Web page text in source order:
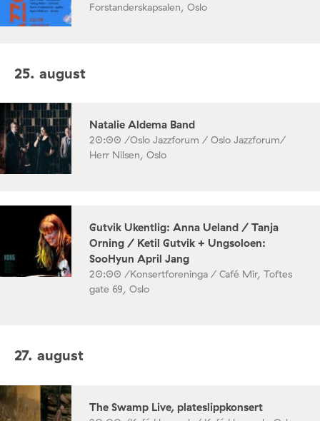
Forstanderskapsalen, Oslo
25. august
Natalie Aldema Band
20:00 /Oslo Jazzforum / Oslo Jazzforum/
Herr Nilsen, Oslo
Gutvik Ukentlig: Anna Ueland / Tanja
Orning / Ketil Gutvik + Ungsoloen:
SooHyun April Jang
20:00 /Konsertforeninga / Café Mir, Toftes
gate 69, Oslo
27. august
The Swamp Live, plateslippkonsert